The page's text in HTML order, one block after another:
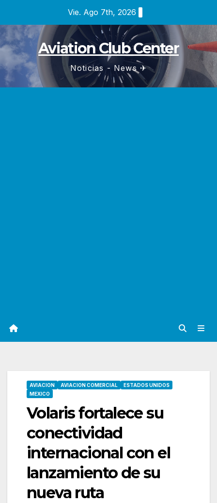
contenido
Vie. Ago 7th, 2026
Aviation Club Center
Noticias - News ✈
AVIACION AVIACION COMERCIAL
ESTADOS UNIDOS
MEXICO
Volaris fortalece su
conectividad
internacional con el
lanzamiento de su
nueva ruta